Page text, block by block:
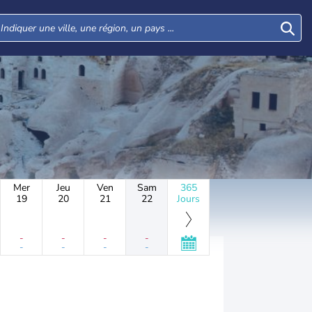
Mer
19
-
-
Jeu
20
-
-
Ven
21
-
-
Sam
22
-
-
365
Jours